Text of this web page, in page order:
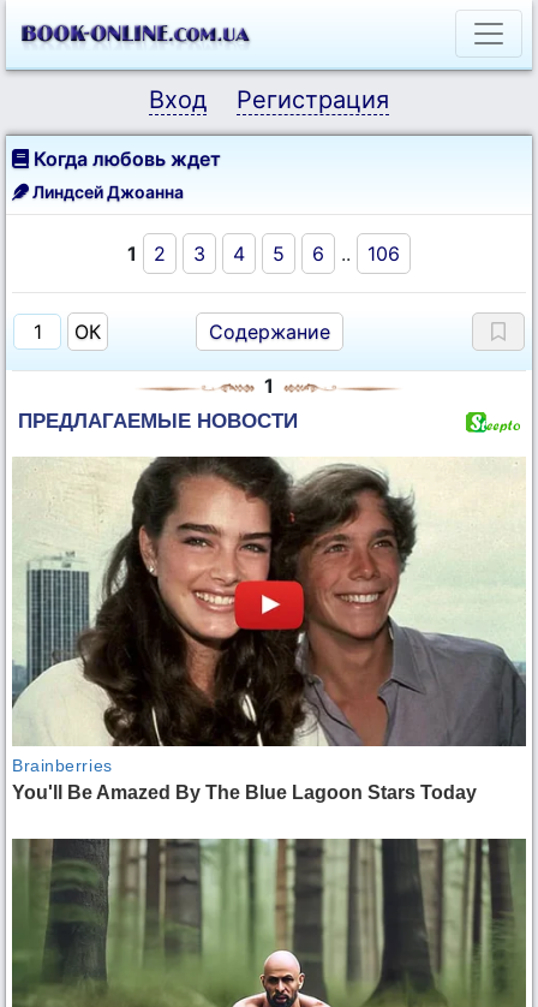
Вход Регистрация
Когда любовь ждет
Линдсей Джоанна
1 2 3 4 5 6 .. 106
Содержание
1